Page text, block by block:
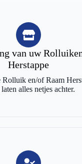
van uw
Herstappe
Rolluik en/of Raam
alles netjes achter.